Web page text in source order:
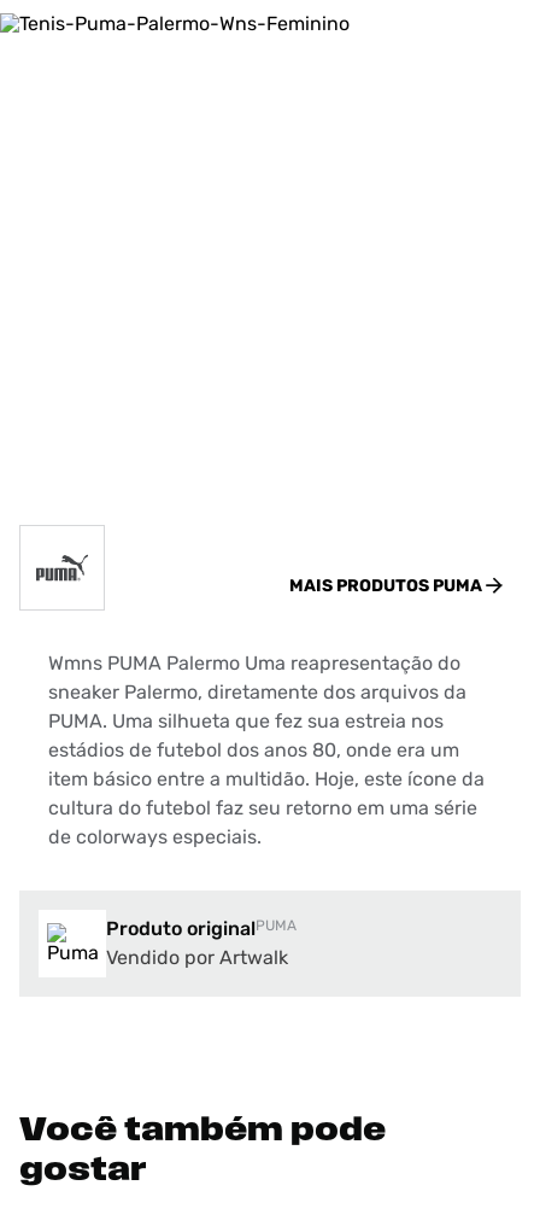
MAIS PRODUTOS PUMA
Wmns PUMA Palermo Uma reapresentação do
sneaker Palermo, diretamente dos arquivos da
PUMA. Uma silhueta que fez sua estreia nos
estádios de futebol dos anos 80, onde era um
item básico entre a multidão. Hoje, este ícone da
cultura do futebol faz seu retorno em uma série
de colorways especiais.
Produto originalPUMA
Vendido por Artwalk
Você também pode
gostar